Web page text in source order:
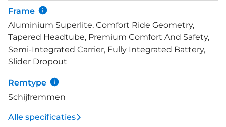
Performance Line Smart motor met 75Nm koppel.
Het systeem bevat verder een 625Wh accu en Kiox
500 display met LED-remote. Met een fijne traploze
Enviolo City versnellingsnaaf en oersterke KMC
Z610 ketting heb je alles wat nodig is voor dagelijks
en langdurig gebruik.
Frame
Aluminium Superlite, Comfort Ride Geometry,
Tapered Headtube, Premium Comfort And Safety,
Semi-Integrated Carrier, Fully Integrated Battery,
Slider Dropout
Remtype
Schijfremmen
Alle specificaties